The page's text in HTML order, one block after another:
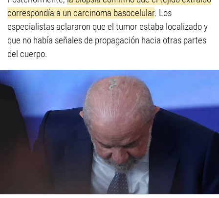
correspondía a un carcinoma basocelular. Los
especialistas aclararon que el tumor estaba localizado y
que no había señales de propagación hacia otras partes
del cuerpo.